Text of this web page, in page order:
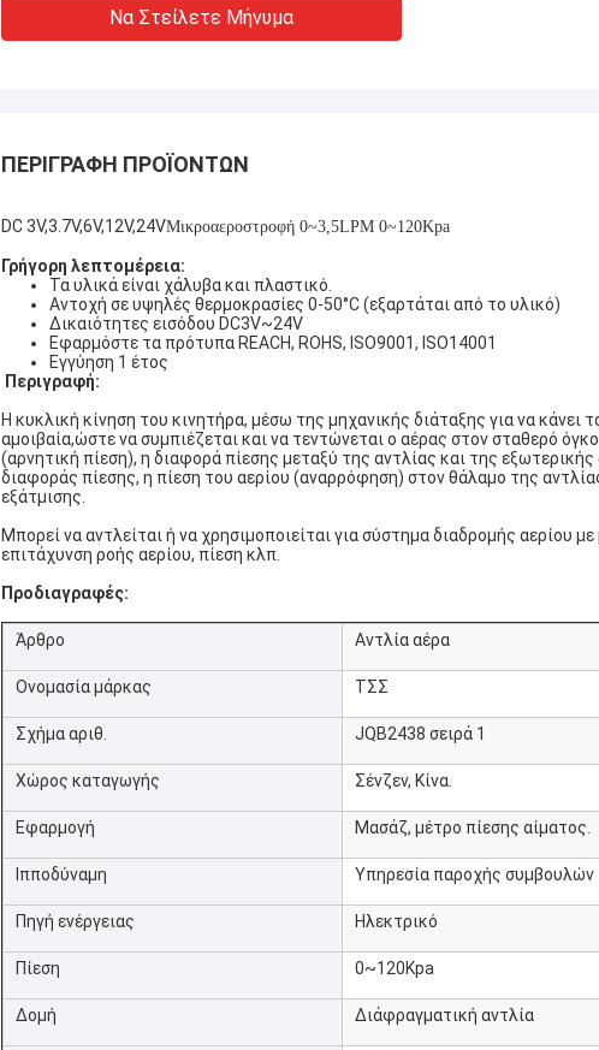
Να Στείλετε Μήνυμα
ΠΕΡΙΓΡΑΦΉ ΠΡΟΪΌΝΤΩΝ
DC 3V,3.7V,6V,12V,24VΜικροαεροστροφή 0~3,5LPM 0~120Kpa
Γρήγορη λεπτομέρεια:
Τα υλικά είναι χάλυβα και πλαστικό.
Αντοχή σε υψηλές θερμοκρασίες 0-50°C (εξαρτάται από το υλικό)
Δικαιότητες εισόδου DC3V~24V
Εφαρμόστε τα πρότυπα REACH, ROHS, ISO9001, ISO14001
Εγγύηση 1 έτος
Περιγραφή:
Η κυκλική κίνηση του κινητήρα, μέσω της μηχανικής διάταξης για να κάνει
αμοιβαία,ώστε να συμπιέζεται και να τεντώνεται ο αέρας στον σταθερό
(αρνητική πίεση), η διαφορά πίεσης μεταξύ της αντλίας και της
διαφοράς πίεσης, η πίεση του αερίου (αναρρόφηση) στον θάλαμο της
εξάτμισης.
Μπορεί να αντλείται ή να χρησιμοποιείται για σύστημα διαδρομής αερίου
επιτάχυνση ροής αερίου, πίεση κλπ.
Προδιαγραφές:
Άρθρο Αντλία αέρα
Ονομασία μάρκας ΤΣΣ
Σχήμα αριθ. JQB2438 σειρά 1
Χώρος καταγωγής Σένζεν, Κίνα.
Εφαρμογή Μασάζ, μέτρο πίεσης αίματος.
Ιπποδύναμη Υπηρεσία παροχής συμβουλών
Πηγή ενέργειας Ηλεκτρικό
Πίεση 0~120Kpa
Δομή Διάφραγματική αντλία